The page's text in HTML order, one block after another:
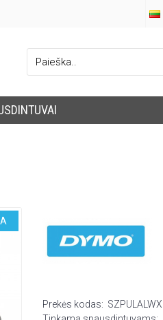
Prekės kodas: SZPULALWXL